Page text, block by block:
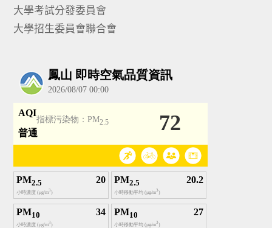
大學考試分發委員會
大學招生委員會聯合會